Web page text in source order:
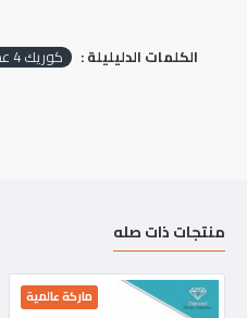
الكلمات الدليليلة : كوريك 4 عمود ايطالي SQ-350
منتجات ذات صله
ماركة عالمية